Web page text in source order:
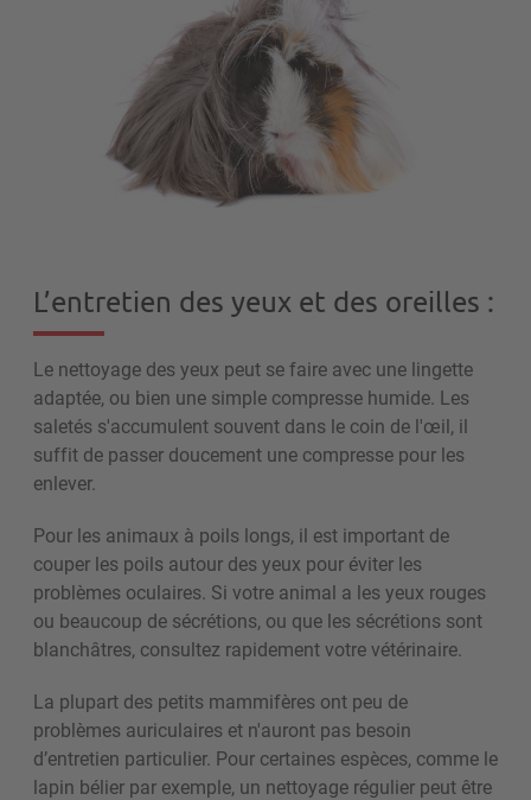
L’entretien des yeux et des oreilles :
Le nettoyage des yeux peut se faire avec une lingette
adaptée, ou bien une simple compresse humide. Les
saletés s'accumulent souvent dans le coin de l'œil, il
suffit de passer doucement une compresse pour les
enlever.
Pour les animaux à poils longs, il est important de
couper les poils autour des yeux pour éviter les
problèmes oculaires. Si votre animal a les yeux rouges
ou beaucoup de sécrétions, ou que les sécrétions sont
blanchâtres, consultez rapidement votre vétérinaire.
La plupart des petits mammifères ont peu de
problèmes auriculaires et n'auront pas besoin
d’entretien particulier. Pour certaines espèces, comme le
lapin bélier par exemple, un nettoyage régulier peut être